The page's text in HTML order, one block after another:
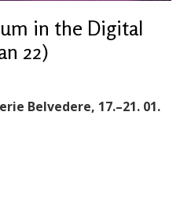
in the Digital
22)
Belvedere, 17.–21. 01.